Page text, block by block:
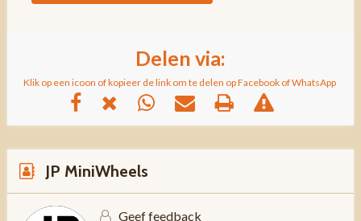
Delen via:
Klik op een icoon of kopieer de link om te delen op Facebook of WhatsApp
JP MiniWheels
Geef feedback